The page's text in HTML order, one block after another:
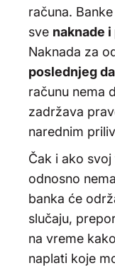
računa.
sve naknade
Naknada za
poslednjeg
računu nema
zadržava
narednim
Čak i ako
odnosno
banka će
slučaju,
na vreme
naplati koje